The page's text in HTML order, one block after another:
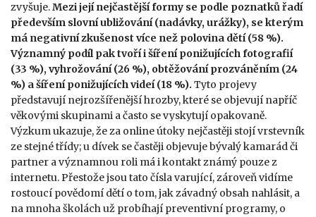
zvyšuje.Mezi její nejčastější formy se podle poznatků řadí
především slovní ubližování (nadávky, urážky), se kterým
má negativní zkušenost více než polovina dětí (58 %).
Významný podíl pak tvoří i šíření ponižujících fotografií
(33 %), vyhrožování (26 %), obtěžování prozváněním (24
%) a šíření ponižujících videí (18 %). Tyto projevy
představují nejrozšířenější hrozby, které se objevují napříč
věkovými skupinami a často se vyskytují opakovaně.
Výzkum ukazuje, že za online útoky nejčastěji stojí vrstevník
ze stejné třídy; u dívek se častěji objevuje bývalý kamarád či
partner a významnou roli má i kontakt známý pouze z
internetu.Přestože jsou tato čísla varující, zároveň vidíme
rostoucí povědomí dětí o tom, jak závadný obsah nahlásit, a
na mnoha školách už probíhají preventivní programy, o